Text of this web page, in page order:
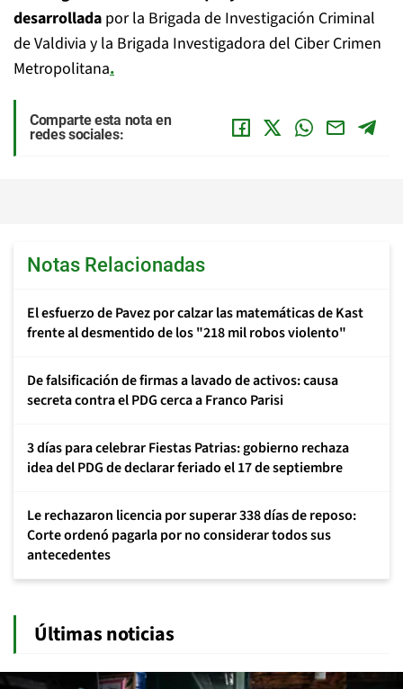
desarrollada por la Brigada de Investigación Criminal
de Valdivia y la Brigada Investigadora del Ciber Crimen
Metropolitana.
Comparte esta nota en
redes sociales:
Notas Relacionadas
El esfuerzo de Pavez por calzar las matemáticas de Kast
frente al desmentido de los "218 mil robos violento"
De falsificación de firmas a lavado de activos: causa
secreta contra el PDG cerca a Franco Parisi
3 días para celebrar Fiestas Patrias: gobierno rechaza
idea del PDG de declarar feriado el 17 de septiembre
Le rechazaron licencia por superar 338 días de reposo:
Corte ordenó pagarla por no considerar todos sus
antecedentes
Últimas noticias